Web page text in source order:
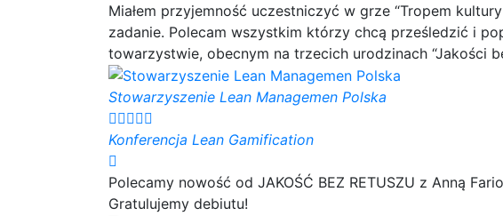
Miałem przyjemność uczestniczyć w grze “Tropem
zadanie. Polecam wszystkim którzy chcą prześledzić i
towarzystwie, obecnym na trzecich urodzinach “Jakości
Stowarzyszenie Lean Managemen Polska

Konferencja Lean Gamification
Polecamy nowość od JAKOŚĆ BEZ RETUSZU z Anną
Gratulujemy debiutu!